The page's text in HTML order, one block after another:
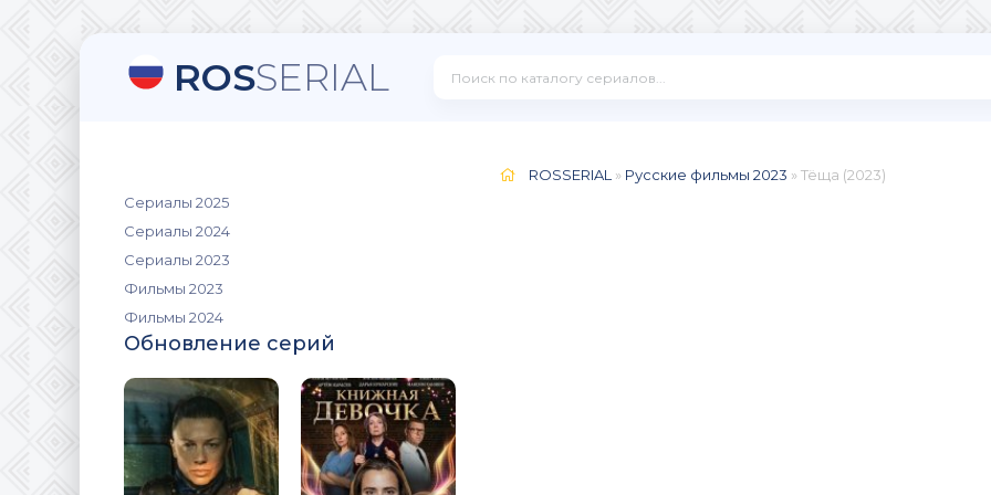
ROSSERIAL
Сериалы 2025
Сериалы 2024
Сериалы 2023
Фильмы 2023
Фильмы 2024
Обновление серий
ROSSERIAL » Русские фильмы 2023 » Тёща (2023)